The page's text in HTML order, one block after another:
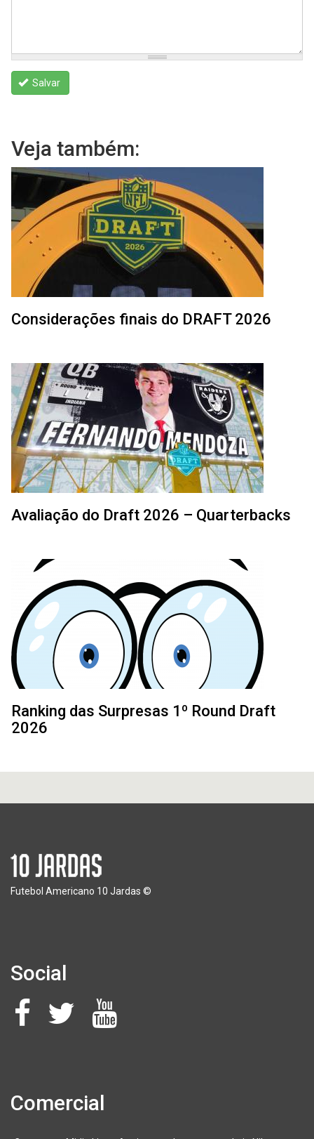
Salvar
Veja também:
Considerações finais do DRAFT 2026
Avaliação do Draft 2026 – Quarterbacks
Ranking das Surpresas 1º Round Draft
2026
Futebol Americano 10 Jardas ©
Social
Comercial